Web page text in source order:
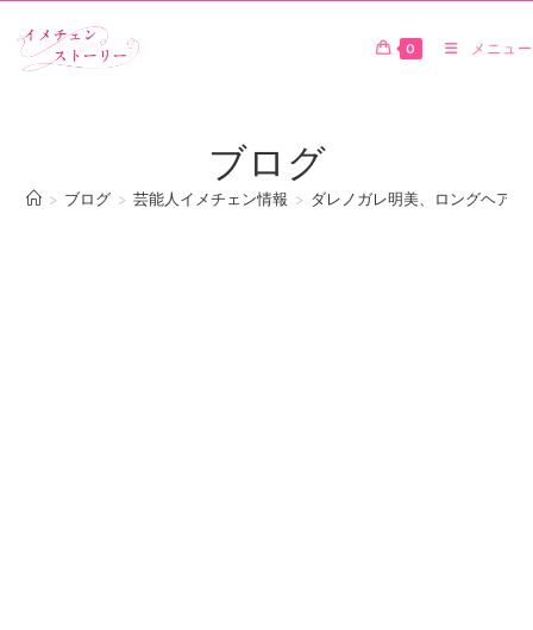
0 メニュー
ブログ
> ブログ > 芸能人イメチェン情報 > ダレノガレ明美、ロングヘア